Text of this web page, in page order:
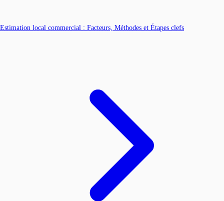
Estimation local commercial : Facteurs, Méthodes et Étapes clefs